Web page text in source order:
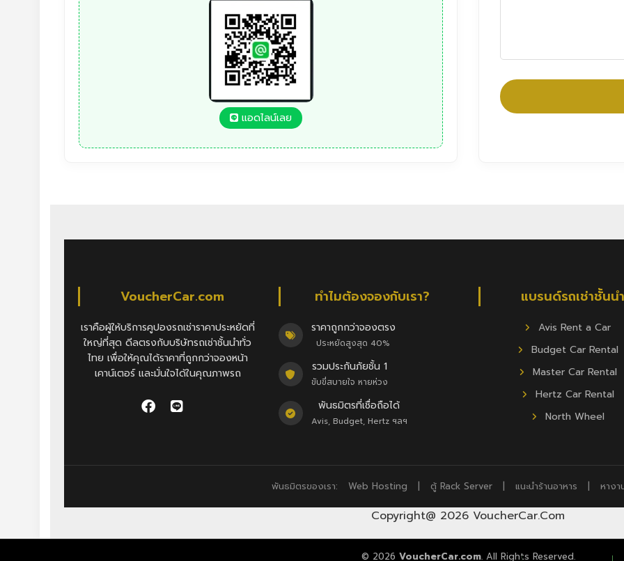
แอดไลน์เลย
VoucherCar.com
เราคือผู้ให้บริการคูปองรถเช่าราคาประหยัดที่
ใหญ่ที่สุด ดีลตรงกับบริษัทรถเช่าชั้นนำทั่ว
ไทย เพื่อให้คุณได้ราคาที่ถูกกว่าจองหน้า
เคาน์เตอร์ และมั่นใจได้ในคุณภาพรถ
ทำไมต้องจองกับเรา?
ราคาถูกกว่าจองตรง
ประหยัดสูงสุด 40%
รวมประกันภัยชั้น 1
ขับขี่สบายใจ หายห่วง
พันธมิตรที่เชื่อถือได้
Avis, Budget, Hertz ฯลฯ
แบรนด์รถเช่าชั้นนำ
Avis Rent a Car
Budget Car Rental
Master Car Rental
Hertz Car Rental
North Wheel
พันธมิตรของเรา: Web Hosting | ตู้ Rack Server | แนะนำร้านอาหาร | หางา
Copyright@ 2026 VoucherCar.Com
© 2026 VoucherCar.com. All Rights Reserved.